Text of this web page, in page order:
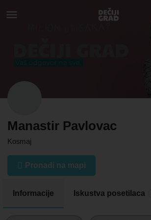
Manastir Pavlovac
Kosmaj
Pronađi na mapi
Informacije Iskustva posetilaca